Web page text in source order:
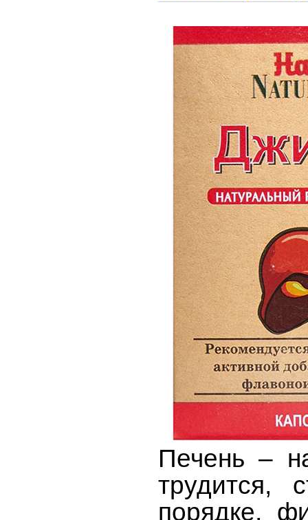
Печень –
трудится,
порядке,